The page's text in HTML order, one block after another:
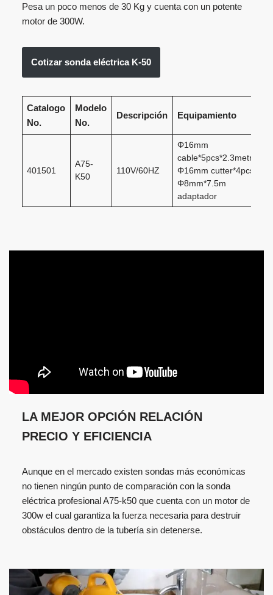
Pesa un poco menos de 30 Kg y cuenta con un potente
motor de 300W.
Cotizar sonda eléctrica K-50
Catalogo
No.
Modelo
No.
Descripción Equipamiento
401501
A75-
K50
110V/60HZ
Φ16mm
cable*5pcs*2.3metros
Φ16mm cutter*4pcs
Φ8mm*7.5m
adaptador
LA MEJOR OPCIÓN RELACIÓN
PRECIO Y EFICIENCIA
Aunque en el mercado existen sondas más económicas
no tienen ningún punto de comparación con la sonda
eléctrica profesional A75-k50 que cuenta con un motor de
300w el cual garantiza la fuerza necesaria para destruir
obstáculos dentro de la tubería sin detenerse.